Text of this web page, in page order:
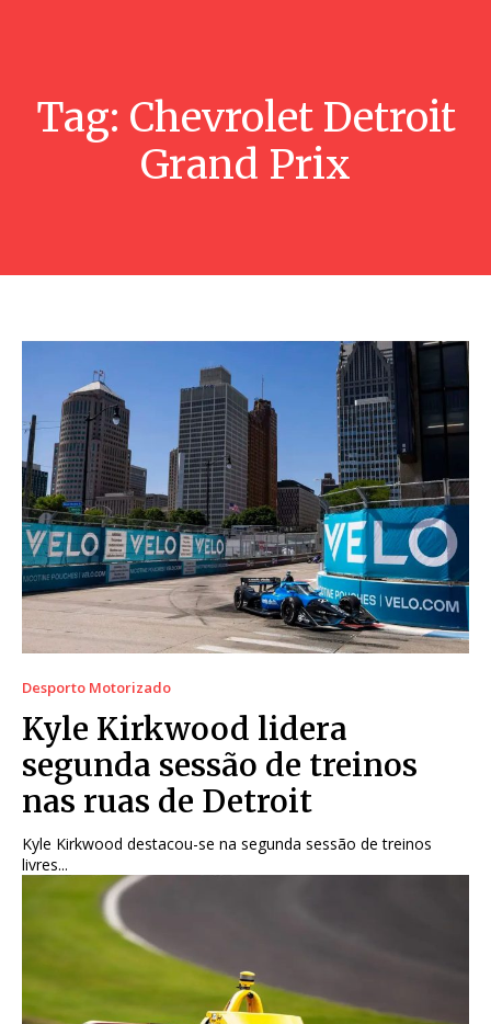
Tag: Chevrolet Detroit
Grand Prix
Desporto Motorizado
Kyle Kirkwood lidera
segunda sessão de treinos
nas ruas de Detroit
Kyle Kirkwood destacou-se na segunda sessão de treinos
livres...